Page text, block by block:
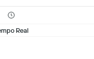
Real